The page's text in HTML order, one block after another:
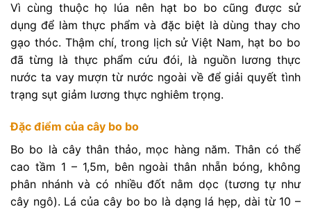
Vì cùng thuộc họ lúa nên hạt bo bo cũng được sử
dụng để làm thực phẩm và đặc biệt là dùng thay cho
gạo thóc. Thậm chí, trong lịch sử Việt Nam, hạt bo bo
đã từng là thực phẩm cứu đói, là nguồn lương thực
nước ta vay mượn từ nước ngoài về để giải quyết tình
trạng sụt giảm lương thực nghiêm trọng.
Đặc điểm của cây bo bo
Bo bo là cây thân thảo, mọc hàng năm. Thân có thể
cao tầm 1 – 1,5m, bên ngoài thân nhẵn bóng, không
phân nhánh và có nhiều đốt nằm dọc (tương tự như
cây ngô). Lá của cây bo bo là dạng lá hẹp, dài từ 10 –